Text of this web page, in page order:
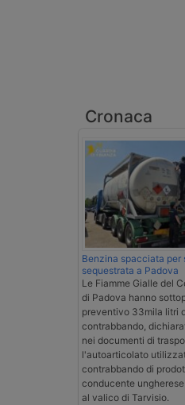
Cronaca
Benzina spacciata per
sequestrata a Padova
Le Fiamme Gialle del
di Padova hanno
preventivo 33mila litri
contrabbando,
nei documenti di
l'autoarticolato
contrabbando di
conducente
al valico di Tarvisio.